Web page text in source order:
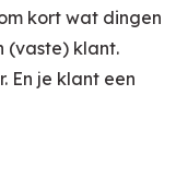
kort wat dingen
(vaste) klant.
En je klant een